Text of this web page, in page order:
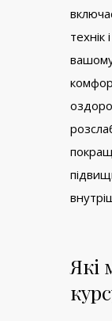
технік
вашому
Які